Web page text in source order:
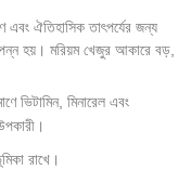
এবং ঐতিহাসিক তাৎপর্যের জন্য
হয়। মরিয়ম খেজুর আকারে বড়,
মধ্যে বিশেষ কিছু বৈশিষ্ট্য রয়েছে
ভিটামিন, মিনারেল এবং
উল্লেখযোগ্য কিছু পুষ্টিগুণ নিচে
রাখে।